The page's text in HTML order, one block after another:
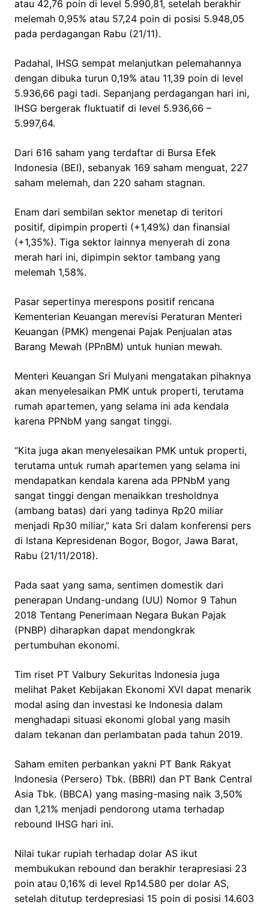
atau 42,76 poin di level 5.990,81, setelah berakhir
melemah 0,95% atau 57,24 poin di posisi 5.948,05
pada perdagangan Rabu (21/11).
Padahal, IHSG sempat melanjutkan pelemahannya
dengan dibuka turun 0,19% atau 11,39 poin di level
5.936,66 pagi tadi. Sepanjang perdagangan hari ini,
IHSG bergerak fluktuatif di level 5.936,66 –
5.997,64.
Dari 616 saham yang terdaftar di Bursa Efek
Indonesia (BEI), sebanyak 169 saham menguat, 227
saham melemah, dan 220 saham stagnan.
Enam dari sembilan sektor menetap di teritori
positif, dipimpin properti (+1,49%) dan finansial
(+1,35%). Tiga sektor lainnya menyerah di zona
merah hari ini, dipimpin sektor tambang yang
melemah 1,58%.
Pasar sepertinya merespons positif rencana
Kementerian Keuangan merevisi Peraturan Menteri
Keuangan (PMK) mengenai Pajak Penjualan atas
Barang Mewah (PPnBM) untuk hunian mewah.
Menteri Keuangan Sri Mulyani mengatakan pihaknya
akan menyelesaikan PMK untuk properti, terutama
rumah apartemen, yang selama ini ada kendala
karena PPNbM yang sangat tinggi.
“Kita juga akan menyelesaikan PMK untuk properti,
terutama untuk rumah apartemen yang selama ini
mendapatkan kendala karena ada PPNbM yang
sangat tinggi dengan menaikkan tresholdnya
(ambang batas) dari yang tadinya Rp20 miliar
menjadi Rp30 miliar,” kata Sri dalam konferensi pers
di Istana Kepresidenan Bogor, Bogor, Jawa Barat,
Rabu (21/11/2018).
Pada saat yang sama, sentimen domestik dari
penerapan Undang-undang (UU) Nomor 9 Tahun
2018 Tentang Penerimaan Negara Bukan Pajak
(PNBP) diharapkan dapat mendongkrak
pertumbuhan ekonomi.
Tim riset PT Valbury Sekuritas Indonesia juga
melihat Paket Kebijakan Ekonomi XVI dapat menarik
modal asing dan investasi ke Indonesia dalam
menghadapi situasi ekonomi global yang masih
dalam tekanan dan perlambatan pada tahun 2019.
Saham emiten perbankan yakni PT Bank Rakyat
Indonesia (Persero) Tbk. (BBRI) dan PT Bank Central
Asia Tbk. (BBCA) yang masing-masing naik 3,50%
dan 1,21% menjadi pendorong utama terhadap
rebound IHSG hari ini.
Nilai tukar rupiah terhadap dolar AS ikut
membukukan rebound dan berakhir terapresiasi 23
poin atau 0,16% di level Rp14.580 per dolar AS,
setelah ditutup terdepresiasi 15 poin di posisi 14.603